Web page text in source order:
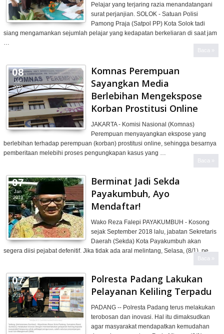
Pelajar yang terjaring razia menandatangani
surat perjanjian. SOLOK - Satuan Polisi
Pamong Praja (Satpol PP) Kota Solok tadi
siang mengamankan sejumlah pelajar yang kedapatan berkeliaran di saat jam
…
Baca »
Komnas Perempuan
Sayangkan Media
Berlebihan Mengekspose
Korban Prostitusi Online
JAKARTA - Komisi Nasional (Komnas)
Perempuan menyayangkan ekspose yang
berlebihan terhadap perempuan (korban) prostitusi online, sehingga besarnya
pemberitaan melebihi proses pengungkapan kasus yang …
Baca »
08
Jan
2019
Berminat Jadi Sekda
Payakumbuh, Ayo
Mendaftar!
Wako Reza Falepi PAYAKUMBUH - Kosong
sejak September 2018 lalu, jabatan Sekretaris
Daerah (Sekda) Kota Payakumbuh akan
segera diisi pejabat defenitif. Jika tidak ada aral melintang, Selasa, (8/1), pe…
Baca »
07
Jan
2019
Polresta Padang Lakukan
Pelayanan Keliling Terpadu
PADANG -- Polresta Padang terus melakukan
terobosan dan inovasi. Hal itu dimaksudkan
agar masyarakat mendapatkan kemudahan
07
Jan
2019